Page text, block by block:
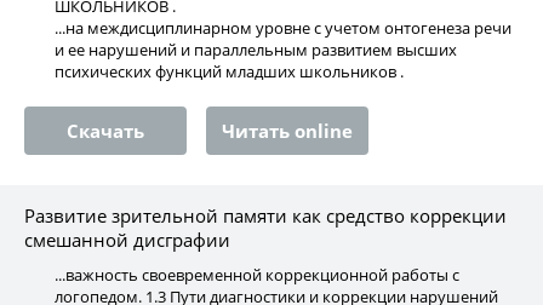
ШКОЛЬНИКОВ .
...на междисциплинарном уровне с учетом онтогенеза речи
и ее нарушений и параллельным развитием высших
психических функций младших школьников .
Скачать Читать online
Развитие зрительной памяти как средство коррекции
смешанной дисграфии
...важность своевременной коррекционной работы с
логопедом. 1.3 Пути диагностики и коррекции нарушений